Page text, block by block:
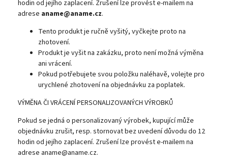
hodin od jejího zaplacení. Zrušení lze provést e-mailem na
adrese aname@aname.cz.
Tento produkt je ručně vyšitý, vyčkejte proto na
zhotovení.
Produkt je vyšit na zakázku, proto není možná výměna
ani vrácení.
Pokud potřebujete svou položku naléhavě, volejte pro
urychlené zhotovení na objednávku za poplatek.
VÝMĚNA ČI VRÁCENÍ PERSONALIZOVANÝCH VÝROBKŮ
Pokud se jedná o personalizovaný výrobek, kupující může
objednávku zrušit, resp. stornovat bez uvedení důvodu do 12
hodin od jejího zaplacení. Zrušení lze provést e-mailem na
adrese aname@aname.cz.